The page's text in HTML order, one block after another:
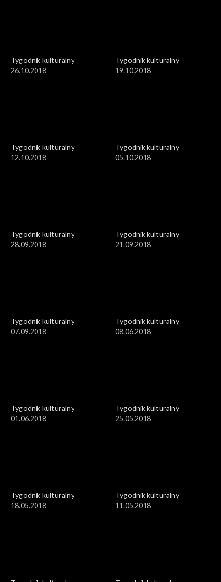
Tygodnik kulturalny
26.10.2018
Tygodnik kulturalny
19.10.2018
Tygodnik kulturalny
12.10.2018
Tygodnik kulturalny
05.10.2018
Tygodnik kulturalny
28.09.2018
Tygodnik kulturalny
21.09.2018
Tygodnik kulturalny
07.09.2018
Tygodnik kulturalny
08.06.2018
Tygodnik kulturalny
01.06.2018
Tygodnik kulturalny
25.05.2018
Tygodnik kulturalny
18.05.2018
Tygodnik kulturalny
11.05.2018